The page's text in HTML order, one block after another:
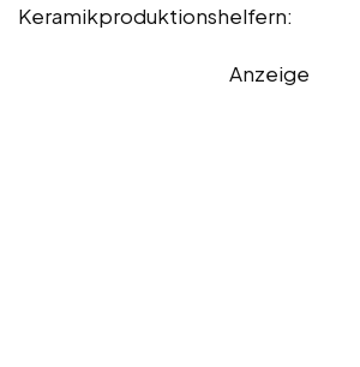
Keramikproduktionshelfern:
Anzeige